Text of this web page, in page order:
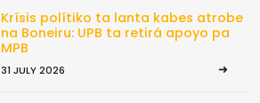
Krísis polítiko ta lanta kabes atrobe
na Boneiru: UPB ta retirá apoyo pa
MPB
31 JULY 2026